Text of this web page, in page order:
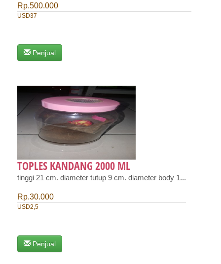
Rp.500.000
USD37
Penjual
TOPLES KANDANG 2000 ML
tinggi 21 cm. diameter tutup 9 cm. diameter body 1...
Rp.30.000
USD2,5
Penjual